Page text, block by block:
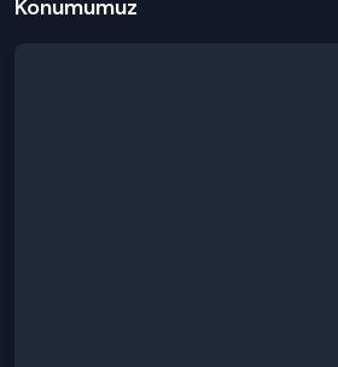
Konumumuz